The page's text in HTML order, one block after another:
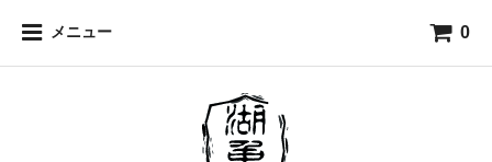
メニュー 0